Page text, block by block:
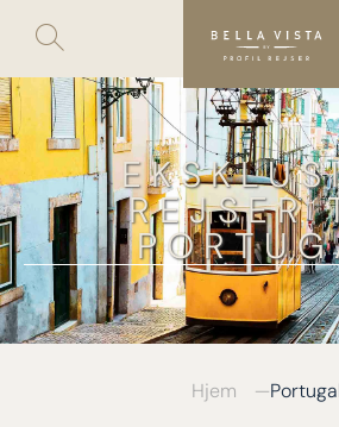
Skip
content
Toggle
search
REJSER
Hjem